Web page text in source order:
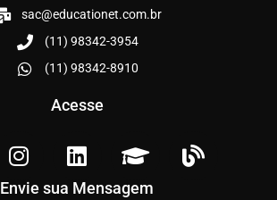
sac@educationet.com.br
(11) 98342-3954
(11) 98342-8910
Acesse
Envie sua Mensagem